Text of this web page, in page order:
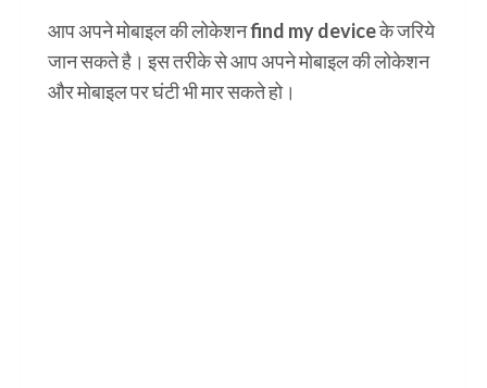
आप अपने मोबाइल की लोकेशन find my device के जरिये
जान सकते है। इस तरीके से आप अपने मोबाइल की लोकेशन
और मोबाइल पर घंटी भी मार सकते हो।